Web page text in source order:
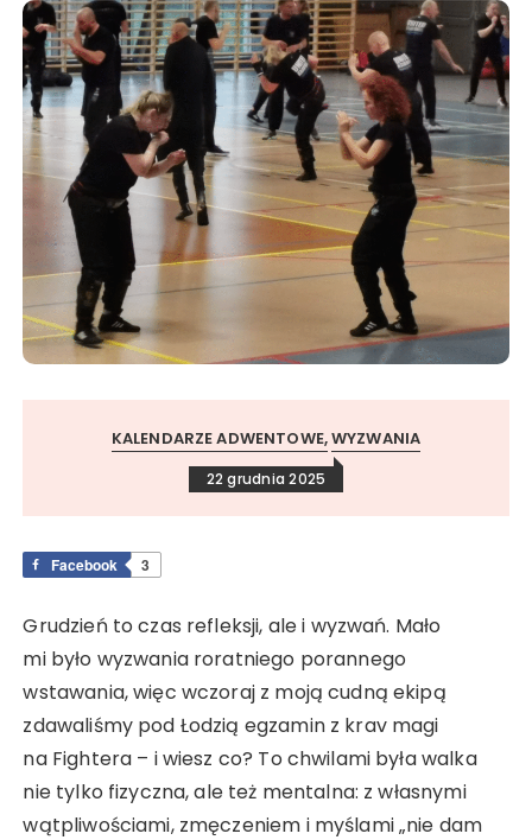
KALENDARZE ADWENTOWE WYZWANIA
22 grudnia 2025
Facebook 3
Grudzień to czas refleksji, ale i wyzwań. Mało
mi było wyzwania roratniego porannego
wstawania, więc wczoraj z moją cudną ekipą
zdawaliśmy pod Łodzią egzamin z krav magi
na Fightera – i wiesz co? To chwilami była walka
nie tylko fizyczna, ale też mentalna: z własnymi
wątpliwościami, zmęczeniem i myślami „nie dam